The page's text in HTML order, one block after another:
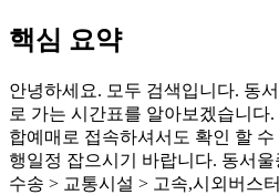
핵심 요약
안녕하세요. 모두 검색입니다. 동
로 가는 시간표를 알아보겠습니다
합예매로 접속하셔서도 확인 할
행일정 잡으시기 바랍니다. 동서
수송 > 교통시설 > 고속,시외버스